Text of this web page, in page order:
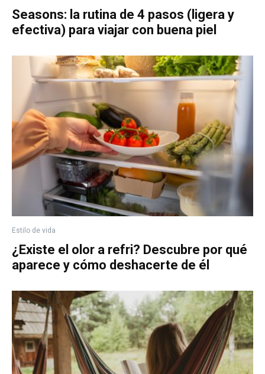
Seasons: la rutina de 4 pasos (ligera y
efectiva) para viajar con buena piel
Estilo de vida
¿Existe el olor a refri? Descubre por qué
aparece y cómo deshacerte de él